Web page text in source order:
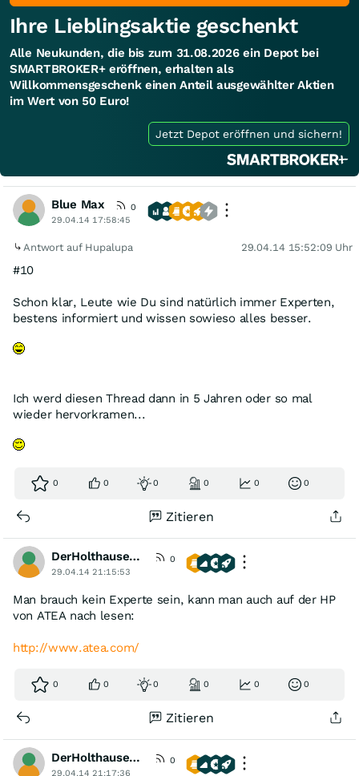
Ihre Lieblingsaktie geschenkt
Alle Neukunden, die bis zum 31.08.2026 ein Depot bei
SMARTBROKER+ eröffnen, erhalten als
Willkommensgeschenk einen Anteil ausgewählter Aktien
im Wert von 50 Euro!
Jetzt Depot eröffnen und sichern!
Blue Max
0
29.04.14 17:58:45
Antwort auf Hupalupa 29.04.14 15:52:09 Uhr
#10
Schon klar, Leute wie Du sind natürlich immer Experten,
bestens informiert und wissen sowieso alles besser.
Ich werd diesen Thread dann in 5 Jahren oder so mal
wieder hervorkramen...
0 0 0 0 0 0
Zitieren
DerHolthausener
0
29.04.14 21:15:53
Man brauch kein Experte sein, kann man auch auf der HP
von ATEA nach lesen:
http://www.atea.com/
0 0 0 0 0 0
Zitieren
DerHolthausener
0
29.04.14 21:17:36